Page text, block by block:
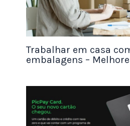
Com baixos custos indiretos,
rapidamente começar a
Saiba mais sobre revender
aqui:Como fazer sua
Trabalhar como entregador
serviços para aplicativos
Trabalhar em casa
embalagens –